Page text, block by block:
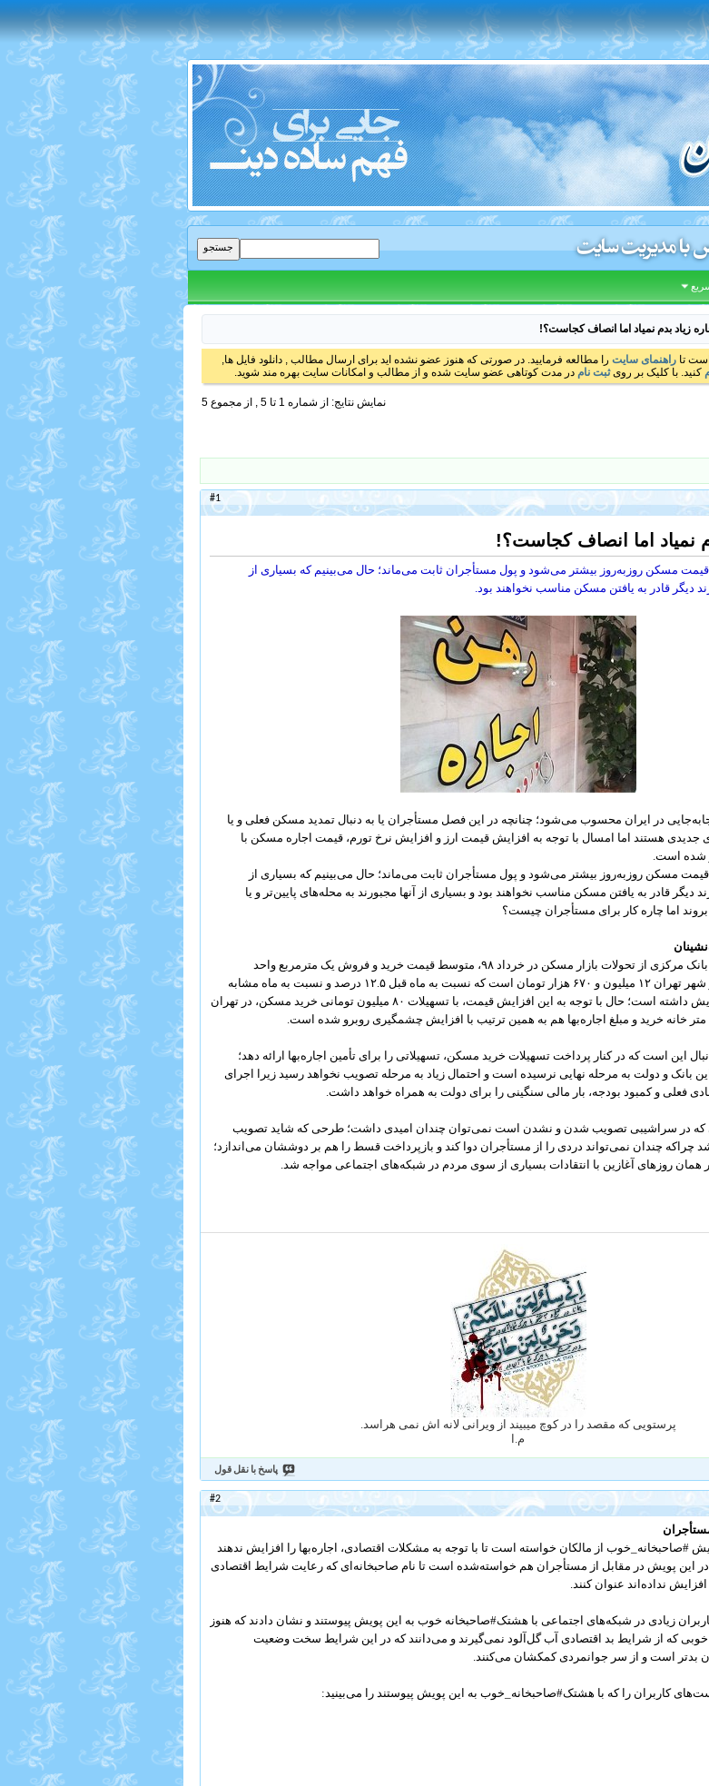
با مدیریت سایت
زیاد بدم نمیاد اما انصاف کجاست؟!
تا راهنمای سایت را مطالعه فرمایید. در صورتی که هنوز عضو نشده اید برای ارسال مطالب , دانلود فایل ها,
کنید. با کلیک بر رویثبت نام در مدت کوتاهی عضو سایت شده و از مطالب و امکانات سایت بهره مند شوید.
نمایش نتایج: از شماره 1 تا 5 , از مجموع 5
#1
نمیاد اما انصاف کجاست؟!
مسکن روزبه‌روز بیشتر می‌شود و پول مستأجران ثابت می‌ماند؛ حال می‌بینیم که بسیاری از
دیگر قادر به یافتن مسکن مناسب نخواهند بود.
در ایران محسوب می‌شود؛ چنانچه در این فصل مستأجران یا به دنبال تمدید مسکن فعلی و یا
جدیدی هستند اما امسال با توجه به افزایش قیمت ارز و افزایش نرخ تورم، قیمت اجاره مسکن با
شده است.
مسکن روزبه‌روز بیشتر می‌شود و پول مستأجران ثابت می‌ماند؛ حال می‌بینیم که بسیاری از
دیگر قادر به یافتن مسکن مناسب نخواهند بود و بسیاری از آنها مجبورند به محله‌های پایین‌تر و یا
اما چاره کار برای مستأجران چیست؟
بر اساس آخرین گزارش بانک مرکزی از تحولات بازار مسکن در خرداد ۹۸، متوسط قیمت خرید و فروش یک مترمربع واحد
مسکونی معامله شده در شهر تهران ۱۲ میلیون و ۶۷۰ هزار تومان است که نسبت به ماه قبل ۱۲.۵ درصد و نسبت به ماه مشابه
سال قبل ۱۱۲ درصد افزایش داشته است؛ حال با توجه به این افزایش قیمت، با تسهیلات ۸۰ میلیون تومانی خرید مسکن، در تهران
این است که در کنار پرداخت تسهیلات خرید مسکن، تسهیلاتی را برای تأمین اجاره‌بها ارائه دهد؛
بانک و دولت به مرحله نهایی نرسیده است و احتمال زیاد به مرحله تصویب نخواهد رسید زیرا اجرای
فعلی و کمبود بودجه، بار مالی سنگینی را برای دولت به همراه خواهد داشت.
که در سراشیبی تصویب شدن و نشدن است نمی‌توان چندان امیدی داشت؛ طرحی که شاید تصویب
چراکه چندان نمی‌تواند دردی را از مستأجران دوا کند و بازپرداخت قسط را هم بر دوششان می‌اندازد؛
روزهای آغازین با انتقادات بسیاری از سوی مردم در شبکه‌های اجتماعی مواجه شد.
پرستویی که مقصد را در کوچ میبیند از ویرانی لانه اش نمی هراسد.
م.ا
پاسخ با نقل قول
#2
#صاحبخانه_خوب از مالکان خواسته است تا با توجه به مشکلات اقتصادی، اجاره‌بها را افزایش ندهند
در این پویش در مقابل از مستأجران هم خواسته‌شده است تا نام صاحبخانه‌ای که رعایت شرایط اقتصادی
افزایش نداده‌اند عنوان کنند.
زیادی در شبکه‌های اجتماعی با هشتک#صاحبخانه خوب به این پویش پیوستند و نشان دادند که هنوز
که از شرایط بد اقتصادی آب گل‌آلود نمی‌گیرند و می‌دانند که در این شرایط سخت وضعیت
بدتر است و از سر جوانمردی کمکشان می‌کنند.
کاربران را که با هشتک#صاحبخانه_خوب به این پویش پیوستند را می‌بینید: